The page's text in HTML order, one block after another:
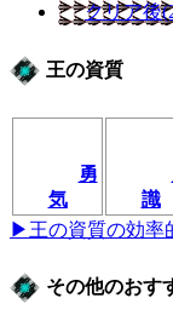
クリア後
王の資質
勇
気
識
▶王の資質の効率
その他のおす